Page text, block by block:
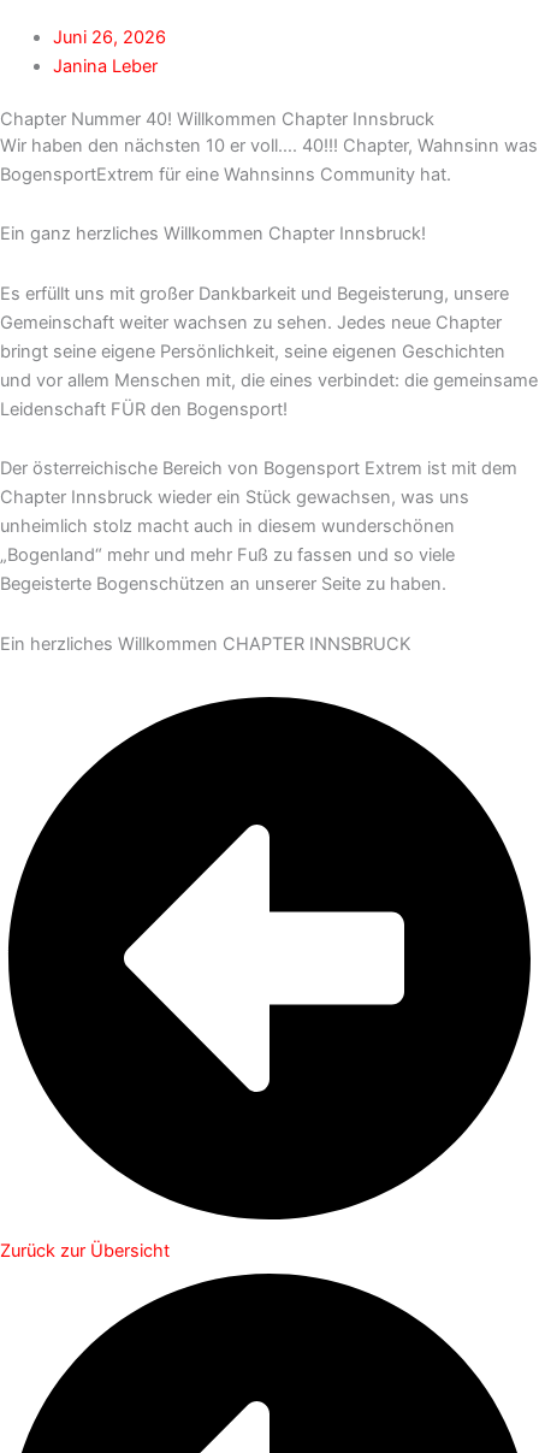
Juni 26, 2026
Janina Leber
Chapter Nummer 40! Willkommen Chapter Innsbruck
Wir haben den nächsten 10 er voll…. 40!!! Chapter, Wahnsinn was
BogensportExtrem für eine Wahnsinns Community hat.
Ein ganz herzliches Willkommen Chapter Innsbruck!
Es erfüllt uns mit großer Dankbarkeit und Begeisterung, unsere
Gemeinschaft weiter wachsen zu sehen. Jedes neue Chapter
bringt seine eigene Persönlichkeit, seine eigenen Geschichten
und vor allem Menschen mit, die eines verbindet: die gemeinsame
Leidenschaft FÜR den Bogensport!
Der österreichische Bereich von Bogensport Extrem ist mit dem
Chapter Innsbruck wieder ein Stück gewachsen, was uns
unheimlich stolz macht auch in diesem wunderschönen
„Bogenland“ mehr und mehr Fuß zu fassen und so viele
Begeisterte Bogenschützen an unserer Seite zu haben.
Ein herzliches Willkommen CHAPTER INNSBRUCK
Zurück zur Übersicht